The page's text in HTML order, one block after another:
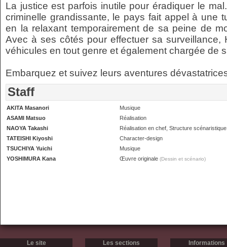
La justice est parfois inutile pour éradiquer le
criminelle grandissante, le pays fait appel à une
en la relaxant temporairement de sa peine de
Avec à ses côtés pour effectuer sa surveillance,
véhicules en tout genre et également chargée de
Embarquez et suivez leurs aventures
Staff
AKITA Masanori
Musique
ASAMI Matsuo
Réalisation
NAOYA Takashi
Réalisation en chef, Structure scénaristique
TATEISHI Kiyoshi
Character-design
TSUCHIYA Yuichi
Musique
YOSHIMURA Kana
Œuvre originale (Dessin et scénario)
Le site
Les sections
Informations